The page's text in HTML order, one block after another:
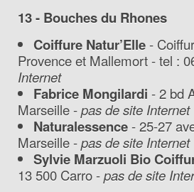
13 - Bouches du Rhones
Coiffure Natur’Elle-
Provence et Mallemort - tel :
Internet
Fabrice Mongilardi - 2 bd
Marseille -pas de site Internet
Naturalessence- 25-27
Marseille -pas de site Internet
Sylvie Marzuoli Bio
13 500 Carro -pas de site